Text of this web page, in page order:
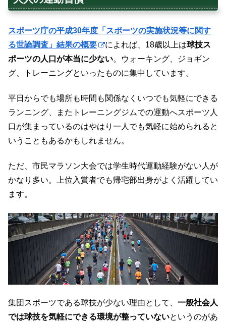
スポーツ庁の平成30年度「スポーツの実施状況等に関す
る世論調査」結果の概要
によれば、18歳以上は球技ス
ポーツの人口が本当に少ない。ウォーキング、ジョギン
グ、トレーニングといったものに集中しています。
平日からでも場所も時間も関係なくいつでも気軽にできる
ランニング、またトレーニングジムでの運動へスポーツ人
口が集まっているのはやはり一人でも気軽に始められると
いうこともあるかもしれません。
ただ、市民マラソン大会では学生時代運動経験がない人が
かなり多い。上位入賞者でも帰宅部出身がよく活躍してい
ます。
集団スポーツである球技が少ない理由として、 一般社会人
では球技を気軽にできる環境が整っていないというのがあ